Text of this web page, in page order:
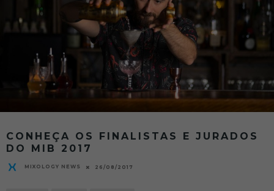
CONHEÇA OS FINALISTAS E JURADOS
DO MIB 2017
MIXOLOGY NEWS 26/08/2017